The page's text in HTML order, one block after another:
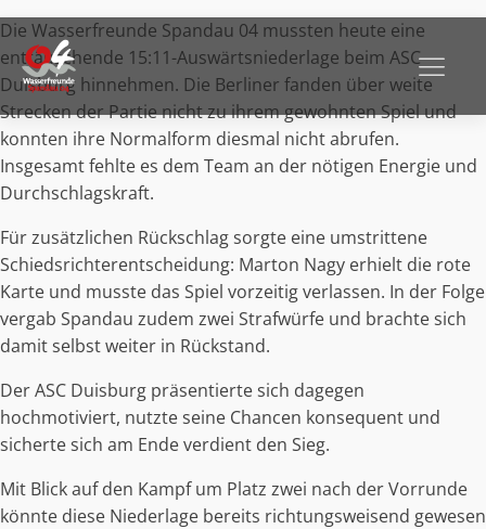
Die Wasserfreunde Spandau 04 mussten heute eine
enttäuschende 15:11-Auswärtsniederlage beim ASC
Duisburg hinnehmen. Die Berliner fanden über weite
Strecken der Partie nicht zu ihrem gewohnten Spiel und
konnten ihre Normalform diesmal nicht abrufen.
Insgesamt fehlte es dem Team an der nötigen Energie und
Durchschlagskraft.
Für zusätzlichen Rückschlag sorgte eine umstrittene
Schiedsrichterentscheidung: Marton Nagy erhielt die rote
Karte und musste das Spiel vorzeitig verlassen. In der Folge
vergab Spandau zudem zwei Strafwürfe und brachte sich
damit selbst weiter in Rückstand.
Der ASC Duisburg präsentierte sich dagegen
hochmotiviert, nutzte seine Chancen konsequent und
sicherte sich am Ende verdient den Sieg.
Mit Blick auf den Kampf um Platz zwei nach der Vorrunde
könnte diese Niederlage bereits richtungsweisend gewesen